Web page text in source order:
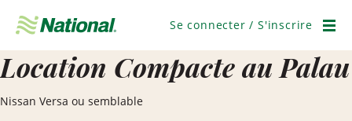
navigation
Se connecter / S'inscrire
Location Compacte au Palau
Nissan Versa ou semblable